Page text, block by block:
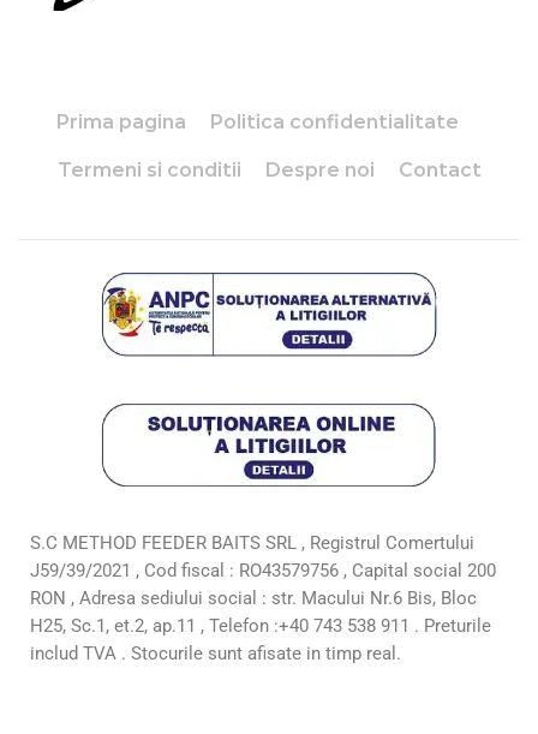
Prima pagina Politica confidentialitate
Termeni si conditii Despre noi Contact
S.C METHOD FEEDER BAITS SRL , Registrul Comertului
J59/39/2021 , Cod fiscal : RO43579756 , Capital social 200
RON , Adresa sediului social : str. Macului Nr.6 Bis, Bloc
H25, Sc.1, et.2, ap.11 , Telefon :+40 743 538 911 . Preturile
includ TVA . Stocurile sunt afisate in timp real.